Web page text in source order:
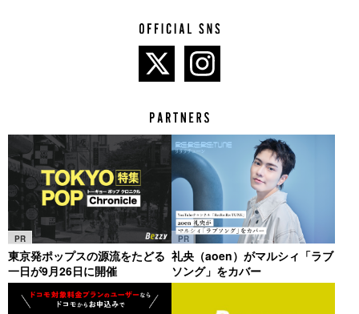
PR
東京発ポップスの源流をたどる
一日が9月26日に開催
PR
礼央（aoen）がマルシィ「ラブ
ソング」をカバー